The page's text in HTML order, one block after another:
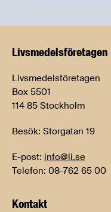
Livsmedels­företagen
Livsmedelsföretagen
Box 5501
114 85 Stockholm
Besök: Storgatan 19
E-post: info@li.se
Telefon: 08-762 65 00
Kontakt